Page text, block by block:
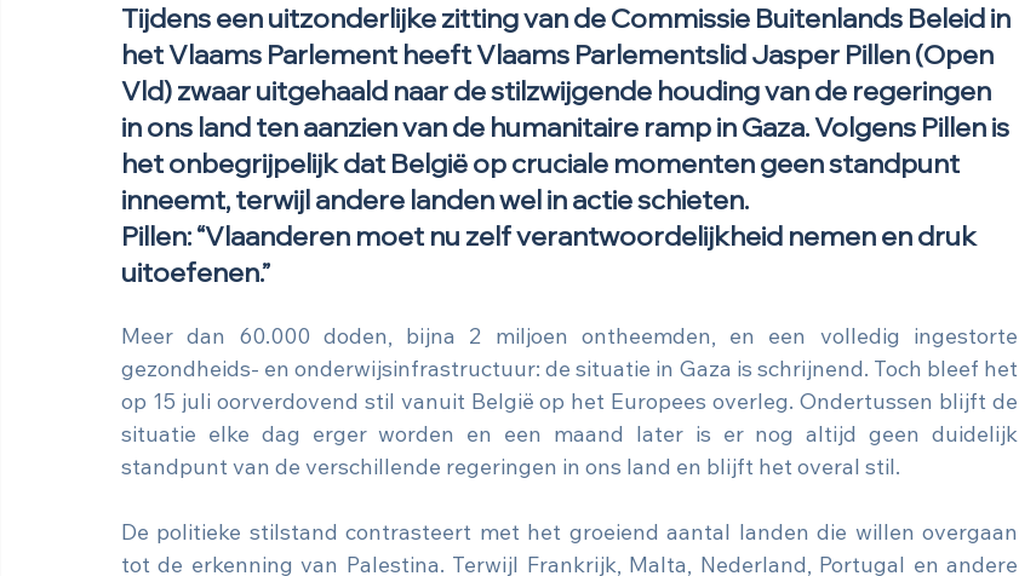
Tijdens een uitzonderlijke zitting van de Commissie Buitenlands Beleid in
het Vlaams Parlement heeft Vlaams Parlementslid Jasper Pillen (Open
Vld) zwaar uitgehaald naar de stilzwijgende houding van de regeringen
in ons land ten aanzien van de humanitaire ramp in Gaza. Volgens Pillen is
het onbegrijpelijk dat België op cruciale momenten geen standpunt
inneemt, terwijl andere landen wel in actie schieten.
﻿Pillen: “Vlaanderen moet nu zelf verantwoordelijkheid nemen en druk
uitoefenen.”
Meer dan 60.000 doden, bijna 2 miljoen ontheemden, en een volledig ingestorte
gezondheids- en onderwijsinfrastructuur: de situatie in Gaza is schrijnend. Toch bleef het
op 15 juli oorverdovend stil vanuit België op het Europees overleg. Ondertussen blijft de
situatie elke dag erger worden en een maand later is er nog altijd geen duidelijk
standpunt van de verschillende regeringen in ons land en blijft het overal stil.
De politieke stilstand contrasteert met het groeiend aantal landen die willen overgaan
tot de erkenning van Palestina. Terwijl Frankrijk, Malta, Nederland, Portugal en andere